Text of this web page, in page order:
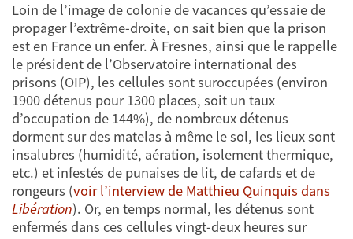
Loin de l’image de colonie de vacances qu’essaie de
propager l’extrême-droite, on sait bien que la prison
est en France un enfer. À Fresnes, ainsi que le rappelle
le président de l’Observatoire international des
prisons (OIP), les cellules sont suroccupées (environ
1900 détenus pour 1300 places, soit un taux
d’occupation de 144%), de nombreux détenus
dorment sur des matelas à même le sol, les lieux sont
insalubres (humidité, aération, isolement thermique,
etc.) et infestés de punaises de lit, de cafards et de
rongeurs (voir l’interview de Matthieu Quinquis dans
Libération). Or, en temps normal, les détenus sont
enfermés dans ces cellules vingt-deux heures sur